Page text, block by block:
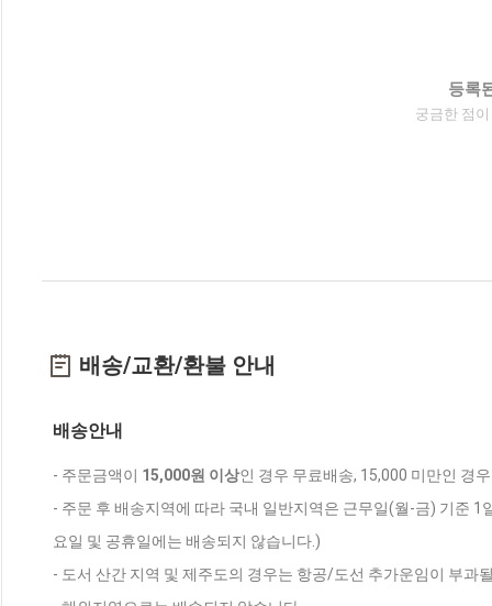
등록
궁금한 점
배송/교환/환불 안내
배송안내
- 주문금액이 15,000원 이상인 경우 무료배송, 15,000 미만인 경
- 주문 후 배송지역에 따라 국내 일반지역은 근무일(월-금) 기준
요일 및 공휴일에는 배송되지 않습니다.)
- 도서 산간 지역 및 제주도의 경우는 항공/도선 추가운임이 부과